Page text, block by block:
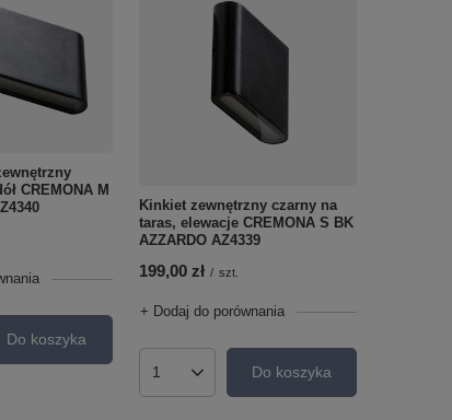
CREMONA M
Do koszyka
Kinkiet zewnętrzny czarny na
taras, elewacje CREMONA S BK
AZZARDO AZ4339
199,00 zł / szt.
+ Dodaj do porównania
Ilość produktówDo koszyka